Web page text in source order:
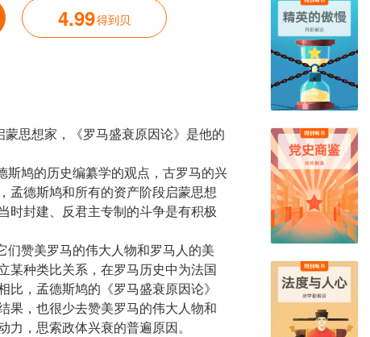
4.99得到贝
思想家，《罗马盛衰原因论》是他的
鸠的历史编纂学的观点，古罗马的兴
孟德斯鸠和所有的资产阶段启蒙思想
时封建、反君主专制的斗争是有积极
赞美罗马的伟大人物和罗马人的美
某种类比关系，在罗马历史中为法国
，孟德斯鸠的《罗马盛衰原因论》
果，也很少去赞美罗马的伟大人物和